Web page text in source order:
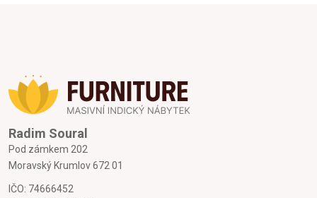
Radim Soural
Pod zámkem 202
Moravský Krumlov 672 01
IČO: 74666452